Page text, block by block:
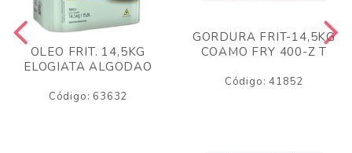
OLEO FRIT. 14,5KG
ELOGIATA ALGODAO
Código: 63632
GORDURA FRIT-14,5KG
COAMO FRY 400-Z T
Código: 41852